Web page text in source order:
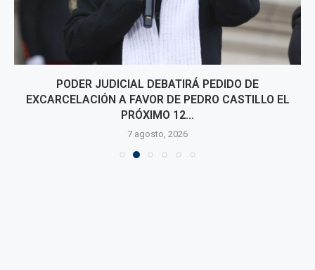
PODER JUDICIAL DEBATIRÁ PEDIDO DE
EXCARCELACIÓN A FAVOR DE PEDRO CASTILLO EL
PRÓXIMO 12...
7 agosto, 2026